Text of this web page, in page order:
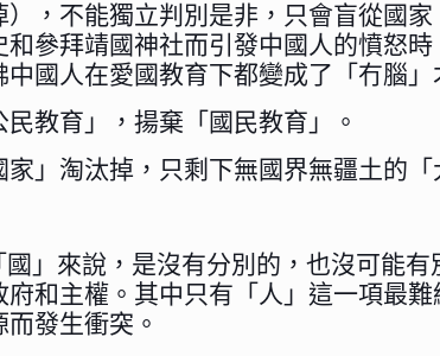
，不能獨立判別是非，只會盲從國家
參拜靖國神社而引發中國人的憤怒
國人在愛國教育下都變成了「冇腦」
教育」，揚棄「國民教育」。
」淘汰掉，只剩下無國界無疆土的「
」來說，是沒有分別的，也沒可能有
和主權。其中只有「人」這一項最
發生衝突。